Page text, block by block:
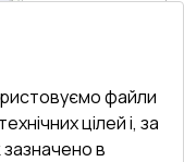
Euro 70 Білий
файли
цілей і, за
в